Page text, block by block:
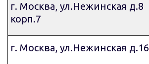
г. Москва, ул.Нежинская д.8
корп.7
г. Москва, ул.Нежинская д.16